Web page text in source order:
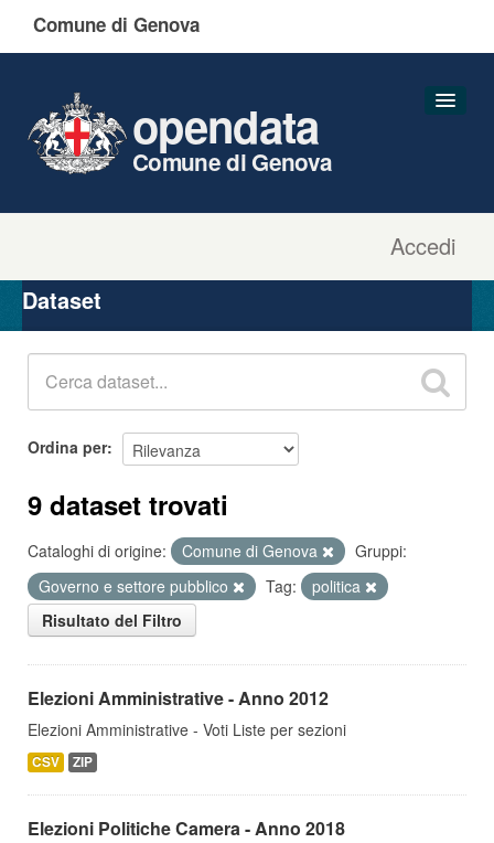
Comune di Genova
Accedi
opendata
Comune di Genova
Organizzazioni
Gruppi
Dataset
Ordina per
9 dataset trovati
Cataloghi di origine: Comune di Genova
Gruppi:
Governo e settore pubblico
Tag:
politica
Risultato del Filtro
Elezioni Amministrative - Anno 2012
Elezioni Amministrative - Voti Liste per sezioni
CSV ZIP
Elezioni Politiche Camera - Anno 2018